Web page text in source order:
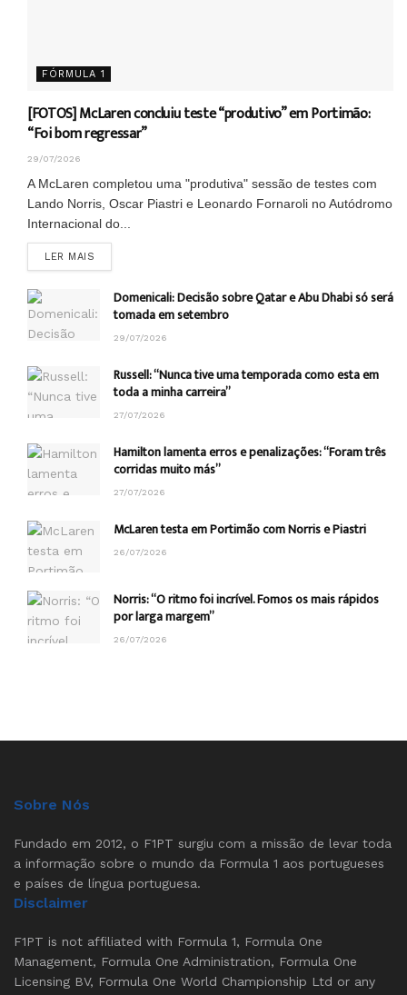
FÓRMULA 1
[FOTOS] McLaren concluiu teste “produtivo” em Portimão:
“Foi bom regressar”
29/07/2026
A McLaren completou uma "produtiva" sessão de testes com
Lando Norris, Oscar Piastri e Leonardo Fornaroli no Autódromo
Internacional do...
LER MAIS
Domenicali: Decisão sobre Qatar e Abu Dhabi só será
tomada em setembro
29/07/2026
Russell: “Nunca tive uma temporada como esta em
toda a minha carreira”
27/07/2026
Hamilton lamenta erros e penalizações: “Foram três
corridas muito más”
27/07/2026
McLaren testa em Portimão com Norris e Piastri
26/07/2026
Norris: “O ritmo foi incrível. Fomos os mais rápidos
por larga margem”
26/07/2026
Sobre Nós
Fundado em 2012, o F1PT surgiu com a missão de levar toda
a informação sobre o mundo da Formula 1 aos portugueses
e países de língua portuguesa.
Disclaimer
F1PT is not affiliated with Formula 1, Formula One
Management, Formula One Administration, Formula One
Licensing BV, Formula One World Championship Ltd or any